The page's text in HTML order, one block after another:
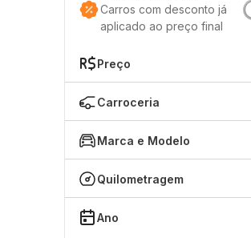
Carros com desconto já
aplicado ao preço final
Preço
Carroceria
Marca e Modelo
Quilometragem
Ano